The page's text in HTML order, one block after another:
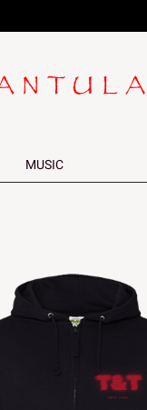
MUSIC